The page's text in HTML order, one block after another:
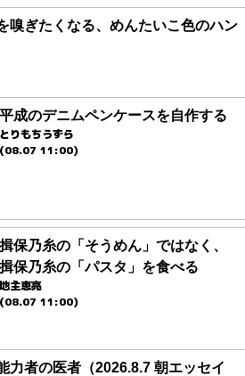
嗅ぎたくなる、めんたいこ色のハン
平成のデニムペンケースを自作する
とりもちうずら
(08.07 11:00)
揖保乃糸の「そうめん」ではなく、
揖保乃糸の「パスタ」を食べる
地主恵亮
(08.07 11:00)
力者の医者（2026.8.7 朝エッセイ